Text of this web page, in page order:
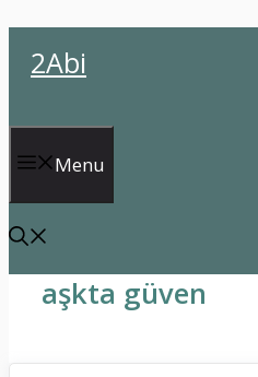
atla2Abi
Menu
aşkta güven